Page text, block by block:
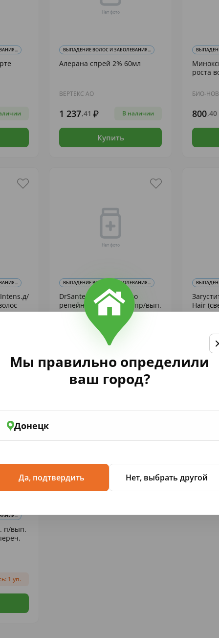
Мы правильно определили
ваш город?
Донецк
Да, подтвердить Нет, выбрать другой
ВЫПАДЕНИЕ ВОЛОС И ЗАБОЛЕВАНИЯ...
Алерана спрей 2% 60мл
ВЕРТЕКС АО
1 237,41 В наличии
Купить
роста
БИО-
800,40
ВЫПАДЕНИЕ ВОЛОС И ЗАБОЛЕВАНИЯ...
DrSante Репейн. Масло
репейн. натур. 100мл пр/вып.
Осталось: 1 уп.
Купить
Hair
F12
п/вып.
1 уп.